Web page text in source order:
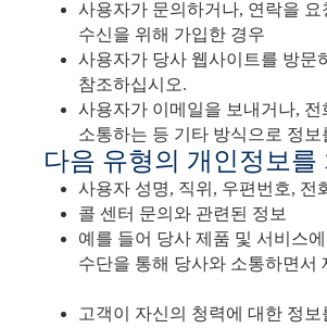
사용자가 문의하거나, 연락을
수신을 위해 가입한 경우
사용자가 당사 웹사이트를 방문
참조하십시오.
사용자가 이메일을 보내거나, 전
소통하는 등 기타 방식으로 정보
다음 유형의 개인정보를
사용자 성명, 직위, 우편번호, 전
콜 센터 문의와 관련된 정보
예를 들어 당사 제품 및 서비스
수단을 통해 당사와 소통하면서
고객이 자신의 청력에 대한 정